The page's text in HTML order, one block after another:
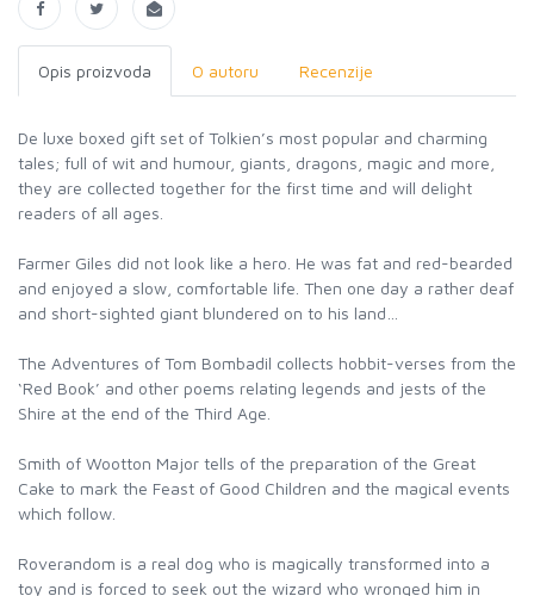
Opis proizvoda O autoru Recenzije
De luxe boxed gift set of Tolkien’s most popular and charming
tales; full of wit and humour, giants, dragons, magic and more,
they are collected together for the first time and will delight
readers of all ages.
Farmer Giles did not look like a hero. He was fat and red-bearded
and enjoyed a slow, comfortable life. Then one day a rather deaf
and short-sighted giant blundered on to his land…
The Adventures of Tom Bombadil collects hobbit-verses from the
‘Red Book’ and other poems relating legends and jests of the
Shire at the end of the Third Age.
Smith of Wootton Major tells of the preparation of the Great
Cake to mark the Feast of Good Children and the magical events
which follow.
Roverandom is a real dog who is magically transformed into a
toy and is forced to seek out the wizard who wronged him in